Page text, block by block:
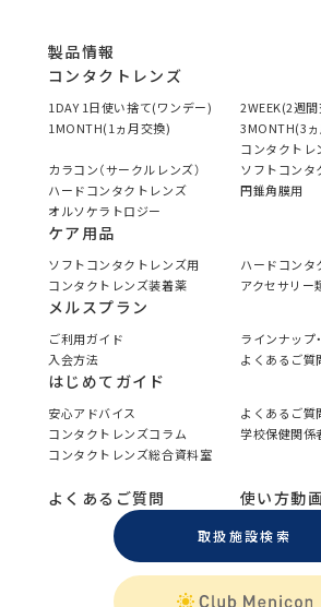
製品情報
コンタクトレンズ
1DAY 1日使い捨て(ワンデー)
2WEEK(2週
1MONTH(1ヵ月交換)
3MONTH(3
コンタクトレ
カラコン（サークルレンズ）
ソフトコンタ
ハードコンタクトレンズ
円錐角膜用
オルソケラトロジー
ケア用品
ソフトコンタクトレンズ用
ハードコンタ
コンタクトレンズ装着薬
アクセサリー
メルスプラン
ご利用ガイド
ラインナップ
入会方法
よくあるご質
はじめてガイド
安心アドバイス
よくあるご質
コンタクトレンズコラム
学校保健関係
コンタクトレンズ総合資料室
よくあるご質問 使い方動
取扱施設検索